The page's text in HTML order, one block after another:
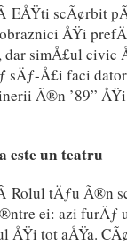
scÃ¢rbit
ÅŸi
dar simÅ£ul civic
sÄƒ-Å£i faci
Ã®n ’89”
este un teatru
tÄƒu Ã®n
ei: azi furÄƒ
ÅŸi tot aÅŸa.